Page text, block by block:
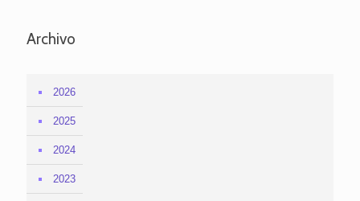
Archivo
2026
2025
2024
2023